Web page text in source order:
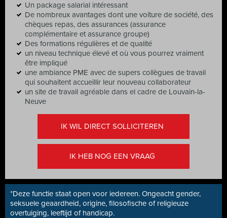
Un package salarial intéressant
De nombreux avantages dont une voiture de société, des
chèques repas, des assurances (assurance
complémentaire et assurance groupe)
Des formations régulières et de qualité
un niveau technique élevé et où vous pourrez vraiment
être impliqué
une ambiance PME avec de supers collègues de travail
qui souhaitent accueillir leur nouveau collaborateur
un site de travail agréable dans el cadre de Louvain-la-
Neuve
IK WIL DIRECT SOLLICITEREN
IK HEB NOG EEN VRAAG
*Deze functie staat open voor iedereen. Ongeacht gender,
seksuele geaardheid, origine, filosofische of religieuze
overtuiging, leeftijd of handicap.